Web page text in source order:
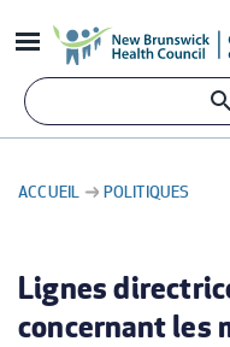
au
contenu
principal
D'ARIANE
ACCUEIL POLITIQUES
Lignes
concernant les